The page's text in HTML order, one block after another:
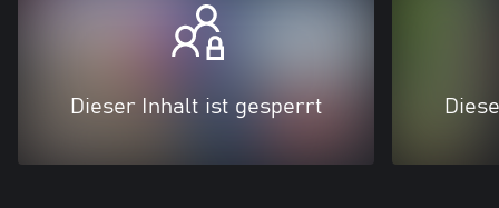
Dieser Inhalt ist gesperrt